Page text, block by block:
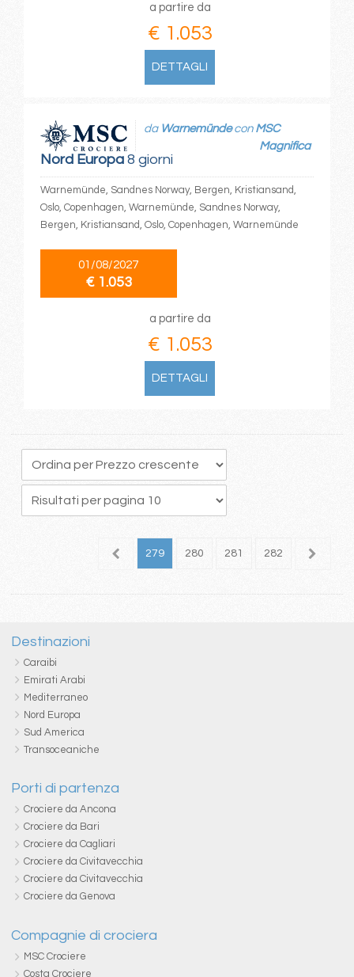
a partire da
€ 1.053
DETTAGLI
Nord Europa8 giorni
da Warnemündecon MSC
Magnifica
Warnemünde, Sandnes Norway, Bergen, Kristiansand,
Oslo, Copenhagen, Warnemünde, Sandnes Norway,
Bergen, Kristiansand, Oslo, Copenhagen, Warnemünde
01/08/2027
€ 1.053
a partire da
€ 1.053
DETTAGLI
278 279 280 281 282 283
Destinazioni
Caraibi
Emirati Arabi
Mediterraneo
Nord Europa
Sud America
Transoceaniche
Porti di partenza
Crociere da Ancona
Crociere da Bari
Crociere da Cagliari
Crociere da Civitavecchia
Crociere da Civitavecchia
Crociere da Genova
Compagnie di crociera
MSC Crociere
Costa Crociere